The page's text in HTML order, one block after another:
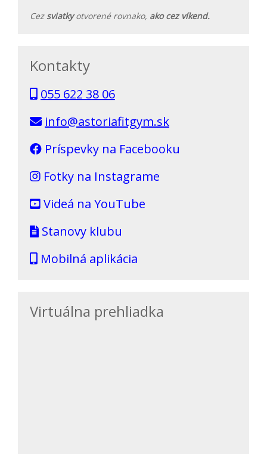
Cez sviatkyotvorené rovnako, ako cez víkend.
Kontakty
055 622 38 06
info@astoriafitgym.sk
Príspevky na Facebooku
Fotky na Instagrame
Videá na YouTube
Stanovy klubu
Mobilná aplikácia
Virtuálna prehliadka